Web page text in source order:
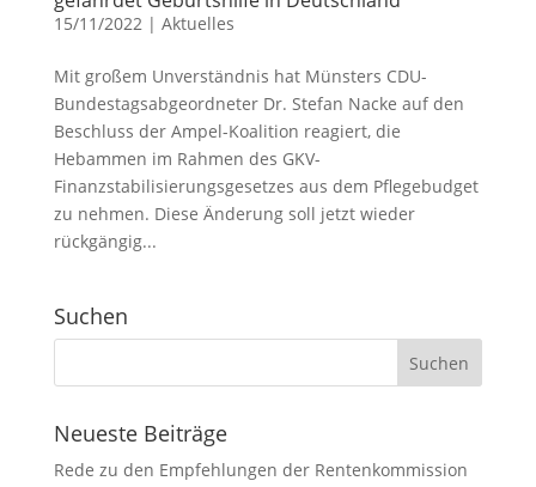
15/11/2022| Aktuelles
Mit großem Unverständnis hat Münsters CDU-
Bundestagsabgeordneter Dr. Stefan Nacke auf den
Beschluss der Ampel-Koalition reagiert, die
Hebammen im Rahmen des GKV-
Finanzstabilisierungsgesetzes aus dem Pflegebudget
zu nehmen. Diese Änderung soll jetzt wieder
rückgängig...
Suchen
Neueste Beiträge
Rede zu den Empfehlungen der Rentenkommission